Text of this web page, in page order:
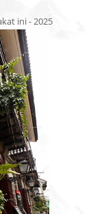
ini - 2025